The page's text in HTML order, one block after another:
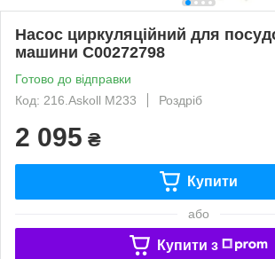
Насос циркуляційний для
машини C00272798
Готово до відправки
Код: 216.Askoll M233
Роздріб
2 095 ₴
Купити
або
Купити з